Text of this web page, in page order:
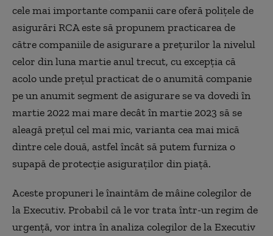
cele mai importante companii care oferă polițele de
asigurări RCA este să propunem practicarea de
către companiile de asigurare a prețurilor la nivelul
celor din luna martie anul trecut, cu excepția că
acolo unde prețul practicat de o anumită companie
pe un anumit segment de asigurare se va dovedi în
martie 2022 mai mare decât în martie 2023 să se
aleagă prețul cel mai mic, varianta cea mai mică
dintre cele două, astfel încât să putem furniza o
supapă de protecție asiguraților din piață.
Aceste propuneri le înaintăm de mâine colegilor de
la Executiv. Probabil că le vor trata într-un regim de
urgență, vor intra în analiza colegilor de la Executiv